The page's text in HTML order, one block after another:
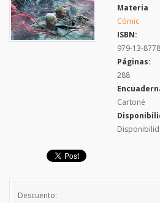
Materia
Cómic
ISBN:
979-13-
Páginas:
288
Cartoné
Descuento: